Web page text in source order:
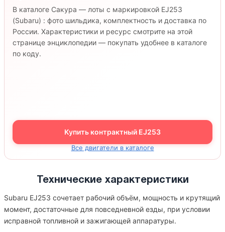
В каталоге Сакура — лоты с маркировкой EJ253
(Subaru) : фото шильдика, комплектность и доставка по
России. Характеристики и ресурс смотрите на этой
странице энциклопедии — покупать удобнее в каталоге
по коду.
Купить контрактный EJ253
Все двигатели в каталоге
Технические характеристики
Subaru EJ253 сочетает рабочий объём, мощность и крутящий
момент, достаточные для повседневной езды, при условии
исправной топливной и зажигающей аппаратуры.